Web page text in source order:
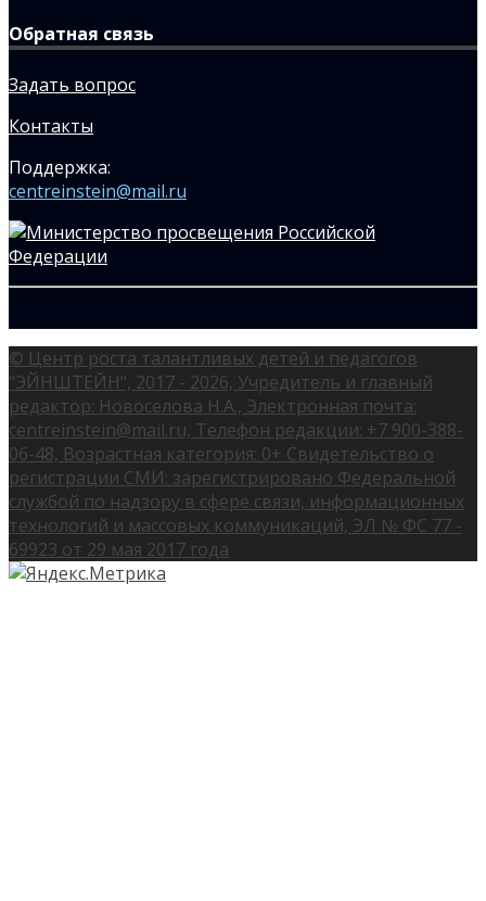
Обратная связь
Задать вопрос
Контакты
Поддержка:
centreinstein@mail.ru
© Центр роста талантливых детей и педагогов
"ЭЙНШТЕЙН", 2017 - 2026, Учредитель и главный
редактор: Новоселова Н.А., Электронная почта:
centreinstein@mail.ru, Телефон редакции: +7 900-388-
06-48, Возрастная категория: 0+ Свидетельство о
регистрации СМИ: зарегистрировано Федеральной
службой по надзору в сфере связи, информационных
технологий и массовых коммуникаций, ЭЛ № ФС 77 -
69923 от 29 мая 2017 года